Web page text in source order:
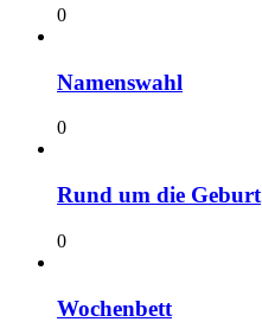
0
Namenswahl
0
Rund um die Geburt
0
Wochenbett